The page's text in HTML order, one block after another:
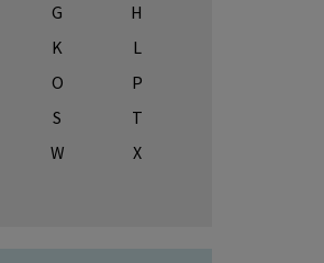
G
H
K
L
O
P
S
T
W
X